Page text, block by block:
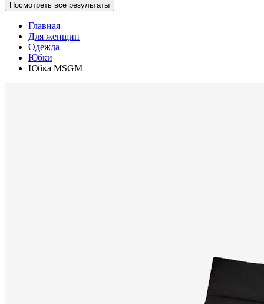
Посмотреть все результаты
Главная
Для женщин
Одежда
Юбки
Юбка MSGM